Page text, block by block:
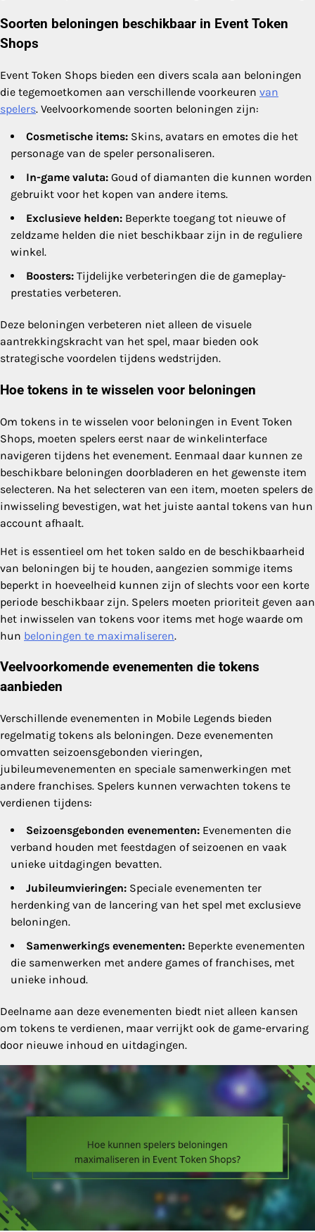
Soorten beloningen beschikbaar in Event Token
Shops
Event Token Shops bieden een divers scala aan beloningen
die tegemoetkomen aan verschillende voorkeuren van
spelers. Veelvoorkomende soorten beloningen zijn:
Cosmetische items: Skins, avatars en emotes die het
personage van de speler personaliseren.
In-game valuta: Goud of diamanten die kunnen worden
gebruikt voor het kopen van andere items.
Exclusieve helden: Beperkte toegang tot nieuwe of
zeldzame helden die niet beschikbaar zijn in de reguliere
winkel.
Boosters: Tijdelijke verbeteringen die de gameplay-
prestaties verbeteren.
Deze beloningen verbeteren niet alleen de visuele
aantrekkingskracht van het spel, maar bieden ook
strategische voordelen tijdens wedstrijden.
Hoe tokens in te wisselen voor beloningen
Om tokens in te wisselen voor beloningen in Event Token
Shops, moeten spelers eerst naar de winkelinterface
navigeren tijdens het evenement. Eenmaal daar kunnen ze
beschikbare beloningen doorbladeren en het gewenste item
selecteren. Na het selecteren van een item, moeten spelers de
inwisseling bevestigen, wat het juiste aantal tokens van hun
account afhaalt.
Het is essentieel om het token saldo en de beschikbaarheid
van beloningen bij te houden, aangezien sommige items
beperkt in hoeveelheid kunnen zijn of slechts voor een korte
periode beschikbaar zijn. Spelers moeten prioriteit geven aan
het inwisselen van tokens voor items met hoge waarde om
hun beloningen te maximaliseren.
Veelvoorkomende evenementen die tokens
aanbieden
Verschillende evenementen in Mobile Legends bieden
regelmatig tokens als beloningen. Deze evenementen
omvatten seizoensgebonden vieringen,
jubileumevenementen en speciale samenwerkingen met
andere franchises. Spelers kunnen verwachten tokens te
verdienen tijdens:
Seizoensgebonden evenementen: Evenementen die
verband houden met feestdagen of seizoenen en vaak
unieke uitdagingen bevatten.
Jubileumvieringen: Speciale evenementen ter
herdenking van de lancering van het spel met exclusieve
beloningen.
Samenwerkings evenementen: Beperkte evenementen
die samenwerken met andere games of franchises, met
unieke inhoud.
Deelname aan deze evenementen biedt niet alleen kansen
om tokens te verdienen, maar verrijkt ook de game-ervaring
door nieuwe inhoud en uitdagingen.